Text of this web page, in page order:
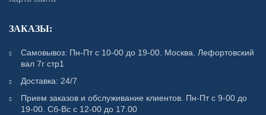
ЗАКАЗЫ:
Самовывоз: Пн-Пт с 10-00 до 19-00. Москва. Лефортовский
вал 7г стр1
Доставка: 24/7
Прием заказов и обслуживание клиентов. Пн-Пт с 9-00 до
19-00. Сб-Вс с 12-00 до 17.00